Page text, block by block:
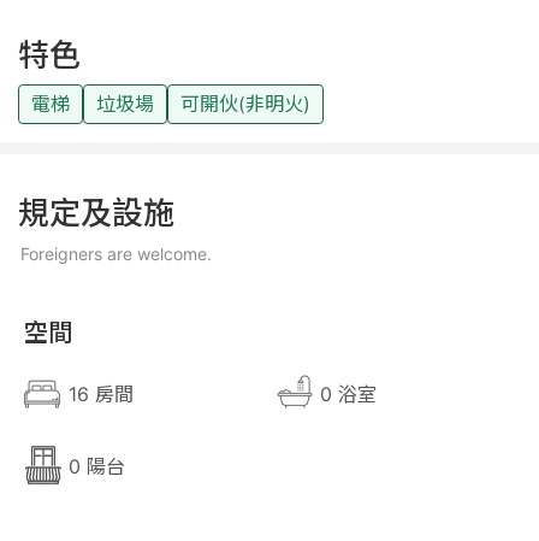
特色
電梯 垃圾場 可開伙(非明火)
規定及設施
Foreigners are welcome.
空間
16 房間 0 浴室
0 陽台